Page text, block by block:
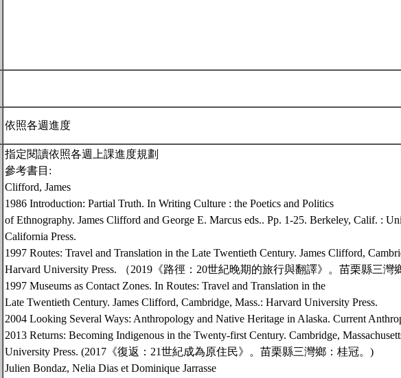
依照各週進度
指定閱讀依照各週上課進度規劃
參考書目:
Clifford, James
1986 Introduction: Partial Truth. In Writing Culture : the Poetics and Politics
of Ethnography. James Clifford and George E. Marcus eds.. Pp. 1-25. Berkeley, Calif. :
California Press.
1997 Routes: Travel and Translation in the Late Twentieth Century. James Clifford,
Harvard University Press. （2019《路徑：20世紀晚期的旅行與翻譯》。苗栗縣三灣
1997 Museums as Contact Zones. In Routes: Travel and Translation in the
Late Twentieth Century. James Clifford, Cambridge, Mass.: Harvard University Press.
2004 Looking Several Ways: Anthropology and Native Heritage in Alaska. Current
2013 Returns: Becoming Indigenous in the Twenty-first Century. Cambridge,
University Press. (2017《復返：21世紀成為原住民》。苗栗縣三灣鄉：桂冠。)
Julien Bondaz, Nelia Dias et Dominique Jarrasse